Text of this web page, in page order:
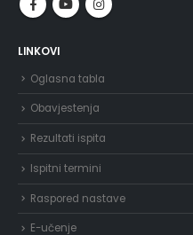
LINKOVI
Oglasna tabla
Obavjestenja
Rezultati ispita
Ispitni termini
Raspored nastave
E-učenje